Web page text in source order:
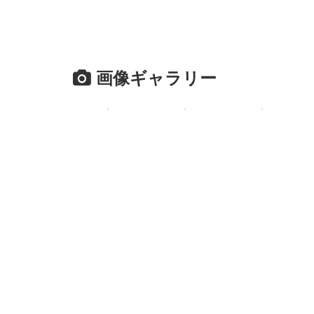
画像ギャラリー